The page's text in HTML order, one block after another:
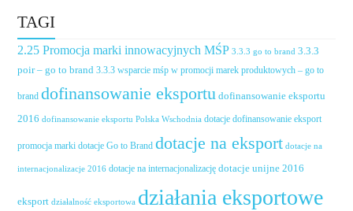
TAGI
2.25 Promocja marki innowacyjnych MŚP 3.3.3 go to brand 3.3.3
poir – go to brand 3.3.3 wsparcie mśp w promocji marek produktowych – go to
brand dofinansowanie eksportu dofinansowanie eksportu
2016 dofinansowanie eksportu Polska Wschodnia dotacje dofinansowanie eksport
promocja marki dotacje Go to Brand dotacje na eksport dotacje na
internacjonalizacje 2016 dotacje na internacjonalizację dotacje unijne 2016
eksport działalność eksportowa działania eksportowe